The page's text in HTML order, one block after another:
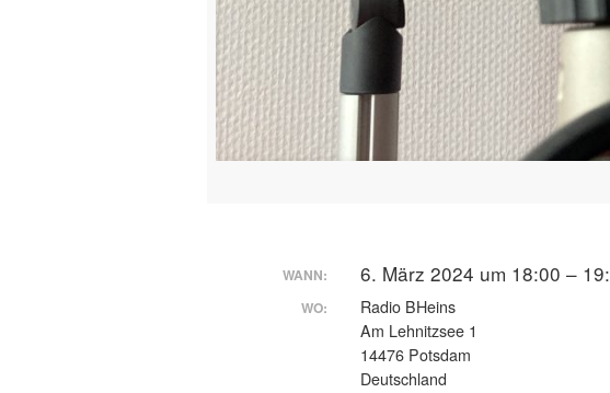
WANN: 6. März 2024 um 18:00 –
WO:
Radio BHeins
Am Lehnitzsee 1
14476 Potsdam
Deutschland